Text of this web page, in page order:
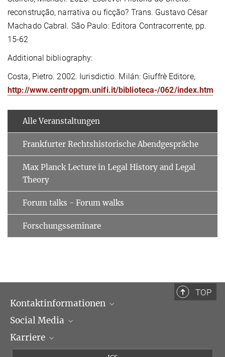
reconstrução, narrativa ou ficção? Trans. Gustavo César
Machado Cabral. São Paulo: Editora Contracorrente, pp.
15-62
Additional bibliography:
Costa, Pietro. 2002. Iurisdictio. Milán: Giuffrè Editore,
http://www.centropgm.unifi.it/biblioteca-/062/index.htm
Alle Veranstaltungen
Frankfurter Rechtshistorische Abendgespräche
Max Planck Lecture in Legal History and Legal
Theory
Forum talks - Forum walks
Forschungsseminare
TOP
Kontaktinformationen
Öffnungszeiten & Anfahrt
Ansprechpartner*innen
Social Media
LinkedIn
Karriere